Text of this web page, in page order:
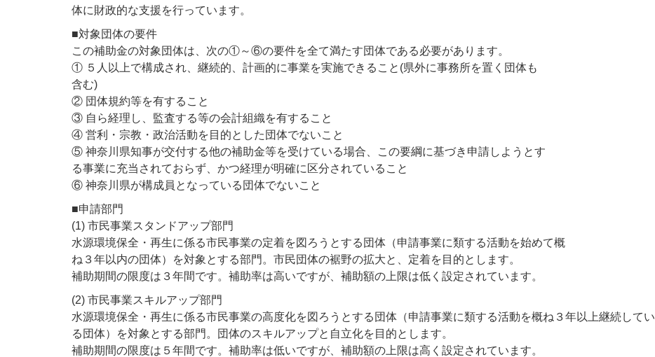
体に財政的な支援を行っています。
■対象団体の要件
この補助金の対象団体は、次の①～⑥の要件を全て満たす団体である必要があります。
① ５人以上で構成され、継続的、計画的に事業を実施できること(県外に事務所を置く団体も
含む)
② 団体規約等を有すること
③ 自ら経理し、監査する等の会計組織を有すること
④ 営利・宗教・政治活動を目的とした団体でないこと
⑤ 神奈川県知事が交付する他の補助金等を受けている場合、この要綱に基づき申請しようとす
る事業に充当されておらず、かつ経理が明確に区分されていること
⑥ 神奈川県が構成員となっている団体でないこと
■申請部門
(1) 市民事業スタンドアップ部門
水源環境保全・再生に係る市民事業の定着を図ろうとする団体（申請事業に類する活動を始めて概
ね３年以内の団体）を対象とする部門。市民団体の裾野の拡大と、定着を目的とします。
補助期間の限度は３年間です。補助率は高いですが、補助額の上限は低く設定されています。
(2) 市民事業スキルアップ部門
水源環境保全・再生に係る市民事業の高度化を図ろうとする団体（申請事業に類する活動を概ね３年以上継続してい
る団体）を対象とする部門。団体のスキルアップと自立化を目的とします。
補助期間の限度は５年間です。補助率は低いですが、補助額の上限は高く設定されています。